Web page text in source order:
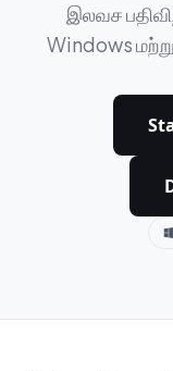
இலவச
Windows